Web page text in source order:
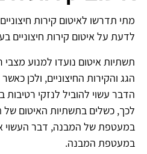
מתי תדרשו לאיטום קירות
לדעת על איטום קירות חיצוניים
תשתיות איטום נועדו למנוע
הגג והקירות החיצוניים, ולכן
הדבר עשוי להוביל לנזקי
לכך, כשלים בתשתיות האיטום של
במעטפת של המבנה, דבר העשוי
במעטפת המבנה.